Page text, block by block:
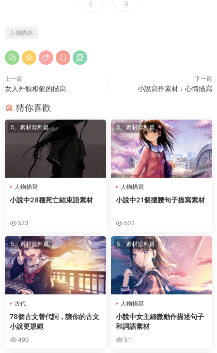
0 0
人物描寫
上一篇
女人外貌相貌的描寫
下一篇
小說寫作素材：心情描寫
猜你喜歡
5、素材資料篇
人物描寫
小說中28種死亡結束語素材
523
5、素材資料篇
人物描寫
小說中21個摟腰句子描寫素材
502
5、素材資料篇
古代
78個古文替代詞，讓你的古文
小說更規範
490
5、素材資料篇
人物描寫
小說中女主細微動作描述句子
和詞語素材
511